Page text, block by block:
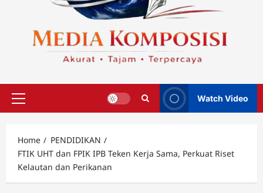
Primary
Watch Video
Home
PENDIDIKAN
FTIK UHT dan FPIK IPB Teken Kerja Sama, Perkuat Riset
Kelautan dan Perikanan